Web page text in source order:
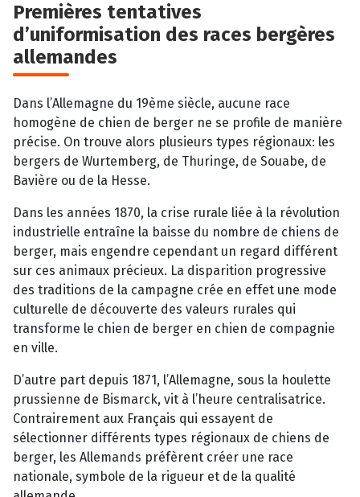
Premières tentatives
d’uniformisation des races bergères
allemandes
Dans l’Allemagne du 19ème siècle, aucune race
homogène de chien de berger ne se profile de manière
précise. On trouve alors plusieurs types régionaux: les
bergers de Wurtemberg, de Thuringe, de Souabe, de
Bavière ou de la Hesse.
Dans les années 1870, la crise rurale liée à la révolution
industrielle entraîne la baisse du nombre de chiens de
berger, mais engendre cependant un regard différent
sur ces animaux précieux. La disparition progressive
des traditions de la campagne crée en effet une mode
culturelle de découverte des valeurs rurales qui
transforme le chien de berger en chien de compagnie
en ville.
D’autre part depuis 1871, l’Allemagne, sous la houlette
prussienne de Bismarck, vit à l’heure centralisatrice.
Contrairement aux Français qui essayent de
sélectionner différents types régionaux de chiens de
berger, les Allemands préfèrent créer une race
nationale, symbole de la rigueur et de la qualité